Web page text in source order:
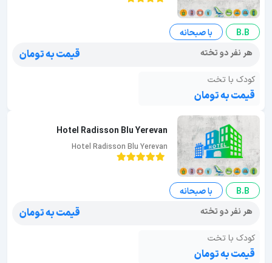
B.B
با صبحانه
هر نفر دو تخته
قیمت به تومان
کودک با تخت
قیمت به تومان
Hotel Radisson Blu Yerevan
Hotel Radisson Blu Yerevan
B.B
با صبحانه
هر نفر دو تخته
قیمت به تومان
کودک با تخت
قیمت به تومان